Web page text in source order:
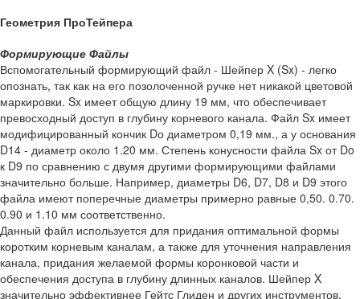
Геометрия ПроТейпера
Формирующие Файлы
Вспомогательный формирующий файл - Шейпер X (Sx) - легко
опознать, так как на его позолоченной ручке нет никакой цветовой
маркировки. Sx имеет общую длину 19 мм, что обеспечивает
превосходный доступ в глубину корневого канала. Файл Sx имеет
модифицированный кончик Dо диаметром 0,19 мм., а у основания
D14 - диаметр около 1.20 мм. Степень конусности файла Sx от Do
к D9 по сравнению с двумя другими формирующими файлами
значительно больше. Например, диаметры D6, D7, D8 и D9 этого
файла имеют поперечные диаметры примерно равные 0,50. 0.70.
0.90 и 1.10 мм соответственно.
Данный файл используется для придания оптимальной формы
коротким корневым каналам, а также для уточнения направления
канала, придания желаемой формы коронковой части и
обеспечения доступа в глубину длинных каналов. Шейпер X
значительно эффективнее Гейтс Глиден и других инструментов,